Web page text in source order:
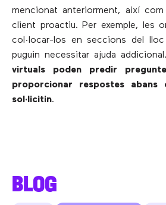
mencionat anteriorment, així
client proactiu. Per exemple, les
col·locar-los en seccions del
puguin necessitar ajuda
virtuals poden predir
proporcionar respostes abans
sol·licitin.
BLOG